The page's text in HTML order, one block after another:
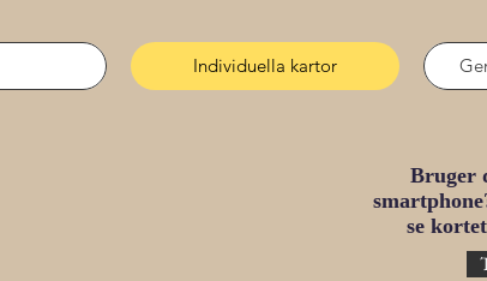
Individuella kartor
Bruger
se